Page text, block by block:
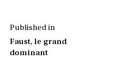
Published in
Faust, le grand
dominant